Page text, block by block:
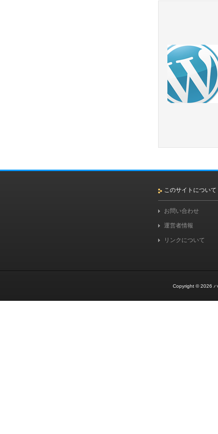
このサイトについて
お問い合わせ
運営者情報
リンクについて
Copyright © 2026